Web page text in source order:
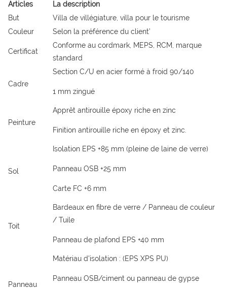
Articles
La description
But
Villa de villégiature, villa pour le tourisme
Couleur
Selon la préférence du client’
Certificat
Conforme au cordmark, MEPS, RCM, marque
standard
Cadre
Section C/U en acier formé à froid 90/140
1 mm zingué
Peinture
Apprêt antirouille époxy riche en zinc
Finition antirouille riche en époxy et zinc.
Sol
Isolation EPS +85 mm (pleine de laine de verre)
Panneau OSB +25 mm
Carte FC +6 mm
Toit
Bardeaux en fibre de verre / Panneau de couleur
/ Tuile
Panneau de plafond EPS +40 mm
Panneau
Matériau d'isolation : (EPS XPS PU)
Panneau OSB/ciment ou panneau de gypse